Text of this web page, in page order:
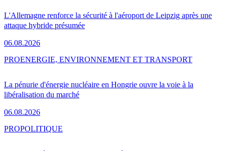
L'Allemagne renforce la sécurité à l'aéroport de Leipzig après une
attaque hybride présumée
06.08.2026
La pénurie d'énergie nucléaire en Hongrie ouvre la voie à la
libéralisation du marché
06.08.2026
PROENERGIE, ENVIRONNEMENT ET TRANSPORT
PROPOLITIQUE